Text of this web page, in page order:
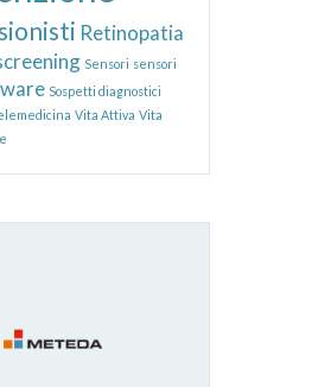
Retinopatia
Sensori sensori
Sospetti diagnostici
Vita Attiva Vita